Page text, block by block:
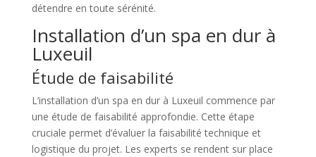
détendre en toute sérénité.
Installation d’un spa en dur à
Luxeuil
Étude de faisabilité
L’installation d’un spa en dur à Luxeuil commence par
une étude de faisabilité approfondie. Cette étape
cruciale permet d’évaluer la faisabilité technique et
logistique du projet. Les experts se rendent sur place